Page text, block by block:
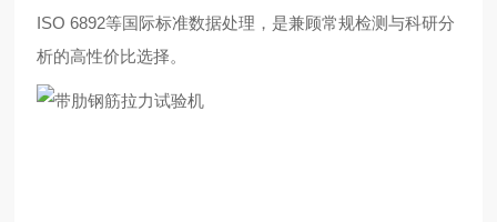
ISO 6892等国际标准数据处理，是兼顾常规检测与科研分
析的高性价比选择。